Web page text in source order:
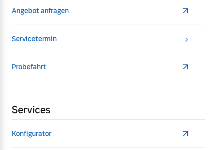
Angebot anfragen
Servicetermin
Probefahrt
Services
Konfigurator